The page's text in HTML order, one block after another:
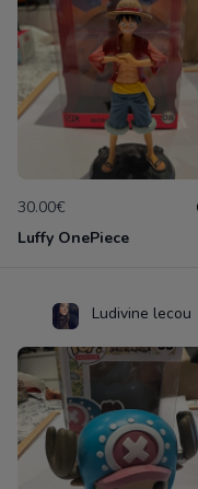
30.00€
Luffy OnePiece
Ludivine lecou